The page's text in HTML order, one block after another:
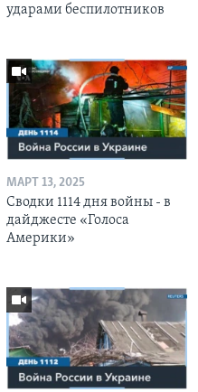
ударами беспилотников
МАРТ 13, 2025
Сводки 1114 дня войны - в
дайджесте «Голоса
Америки»